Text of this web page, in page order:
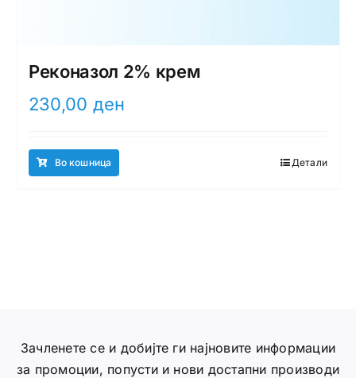
Реконазол 2% крем
230,00 ден
Во кошница Детали
Зачленете се и добијте ги најновите информации
за промоции, попусти и нови достапни производи